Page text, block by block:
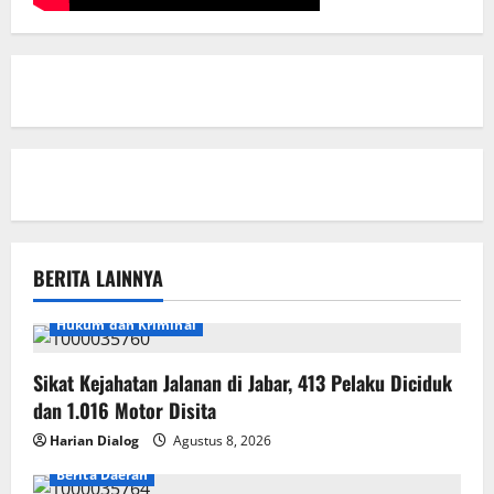
BERITA LAINNYA
Hukum dan Kriminal
Sikat Kejahatan Jalanan di Jabar, 413 Pelaku Diciduk
dan 1.016 Motor Disita
Harian Dialog
Agustus 8, 2026
Berita Daerah